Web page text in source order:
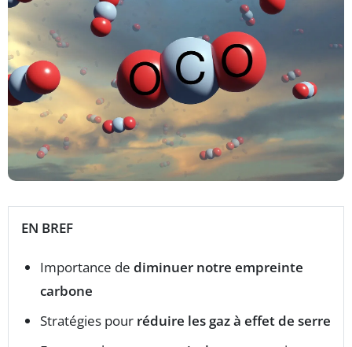
EN BREF
Importance de diminuer notre empreinte
carbone
Stratégies pour réduire les gaz à effet de serre